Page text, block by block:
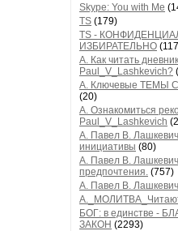
Skype: You with Me
TS (179)
TS -
ИЗБИРАТЕЛЬНО
А. Как читать дневник
Paul_V_Lashkevich?
А. Ключевые ТЕМЫ
(20)
А. Ознакомиться
Paul_V_Lashkevich
А. Павел В.
инициативы (80)
А. Павел В.
предпочтения. (757)
А. Павел В.
БОГ: в единстве -
ЗАКОН (2293)